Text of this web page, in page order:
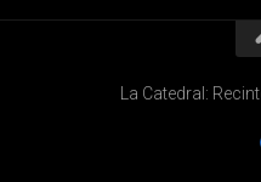
La Catedral: